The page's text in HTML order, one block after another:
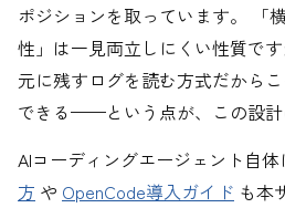
ポジションを取っています。 「
性」は一見両立しにくい性質で
元に残すログを読む方式だから
できる——という点が、この設計
AIコーディングエージェント自体
方 や OpenCode導入ガイド も本